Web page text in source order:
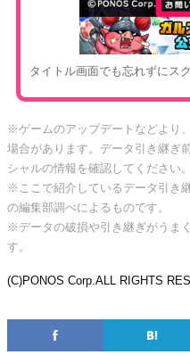
タイトル画面でも忘れずにス
※ゲームのアップデートなどより
場合があります。データ引き継ぎ
シャルの情報を確認してください。
※ここで紹介しているデータ引き
の編集部調べによるものです。
※データの破損や引き継ぎがうま
す。
(C)PONOS Corp.ALL RIGHTS